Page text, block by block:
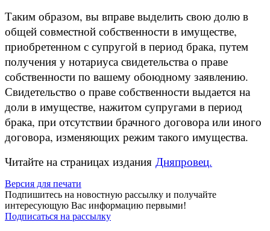
Таким образом, вы вправе выделить свою долю в
общей совместной собственности в имуществе,
приобретенном с супругой в период брака, путем
получения у нотариуса свидетельства о праве
собственности по вашему обоюдному заявлению.
Свидетельство о праве собственности выдается на
доли в имуществе, нажитом супругами в период
брака, при отсутствии брачного договора или иного
договора, изменяющих режим такого имущества.
Читайте на страницах издания Дняпровец.
Версия для печати
Подпишитесь на новостную рассылку и получайте
интересующую Вас информацию первыми!
Подписаться на рассылку